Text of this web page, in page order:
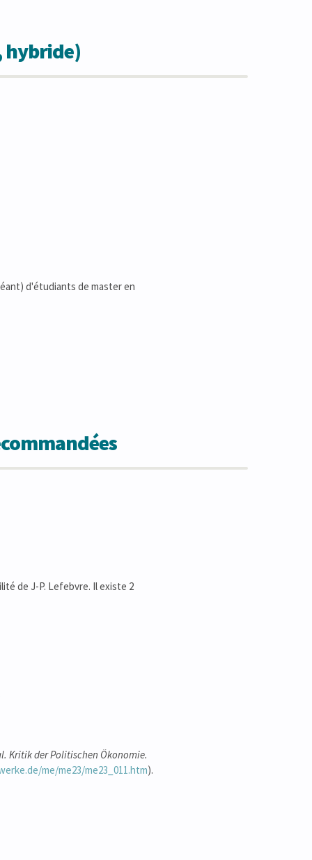
hybride)
d'étudiants de master en
de J-P. Lefebvre. Il existe 2
Kritik der Politischen Ökonomie.
me/me23/me23_011.htm).